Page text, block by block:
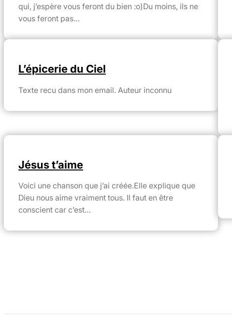
qui, j’espère vous feront du bien :o)Du moins, ils ne
vous feront pas…
L’épicerie du Ciel
Texte recu dans mon email. Auteur inconnu
Jésus t’aime
Voici une chanson que j’ai créée.Elle explique que
Dieu nous aime vraiment tous. Il faut en être
conscient car c’est…